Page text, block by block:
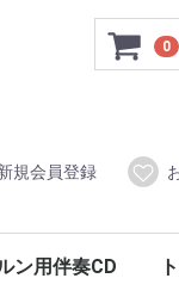
0
規会員登録
ン用伴奏CD